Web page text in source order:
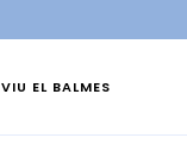
VIU EL BALMES